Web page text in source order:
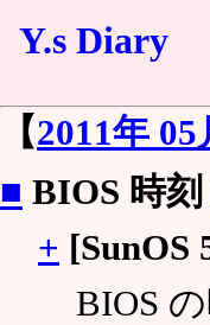
Y.s Diary
【2011年 05
■ BIOS 時刻
+ [SunOS
BIOS